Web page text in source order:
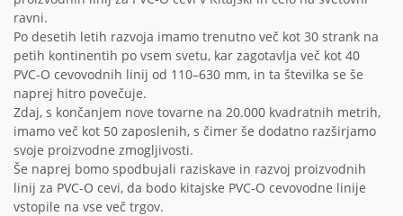
ravni.
Po desetih letih razvoja imamo trenutno več kot 30 strank na
petih kontinentih po vsem svetu, kar zagotavlja več kot 40
PVC-O cevovodnih linij od 110–630 mm, in ta številka se še
naprej hitro povečuje.
Zdaj, s končanjem nove tovarne na 20.000 kvadratnih metrih,
imamo več kot 50 zaposlenih, s čimer še dodatno razširjamo
svoje proizvodne zmogljivosti.
Še naprej bomo spodbujali raziskave in razvoj proizvodnih
linij za PVC-O cevi, da bodo kitajske PVC-O cevovodne linije
vstopile na vse več trgov.